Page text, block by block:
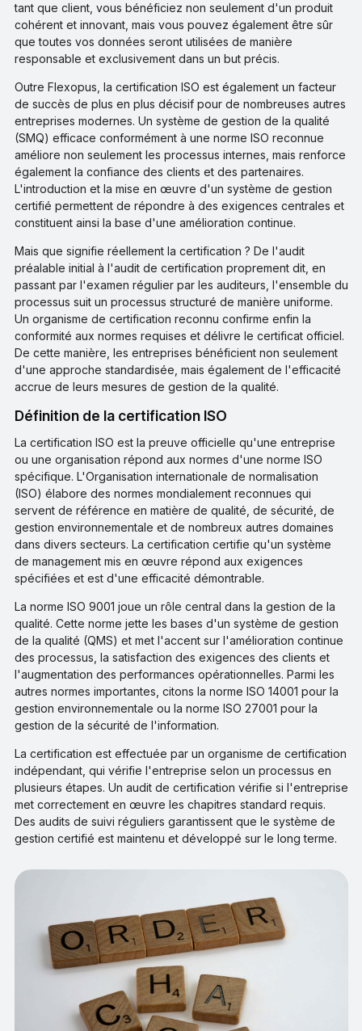
tant que client, vous bénéficiez non seulement d'un produit
cohérent et innovant, mais vous pouvez également être sûr
que toutes vos données seront utilisées de manière
responsable et exclusivement dans un but précis.
Outre Flexopus, la certification ISO est également un facteur
de succès de plus en plus décisif pour de nombreuses autres
entreprises modernes. Un système de gestion de la qualité
(SMQ) efficace conformément à une norme ISO reconnue
améliore non seulement les processus internes, mais renforce
également la confiance des clients et des partenaires.
L'introduction et la mise en œuvre d'un système de gestion
certifié permettent de répondre à des exigences centrales et
constituent ainsi la base d'une amélioration continue.
Mais que signifie réellement la certification ? De l'audit
préalable initial à l'audit de certification proprement dit, en
passant par l'examen régulier par les auditeurs, l'ensemble du
processus suit un processus structuré de manière uniforme.
Un organisme de certification reconnu confirme enfin la
conformité aux normes requises et délivre le certificat officiel.
De cette manière, les entreprises bénéficient non seulement
d'une approche standardisée, mais également de l'efficacité
accrue de leurs mesures de gestion de la qualité.
Définition de la certification ISO
La certification ISO est la preuve officielle qu'une entreprise
ou une organisation répond aux normes d'une norme ISO
spécifique. L'Organisation internationale de normalisation
(ISO) élabore des normes mondialement reconnues qui
servent de référence en matière de qualité, de sécurité, de
gestion environnementale et de nombreux autres domaines
dans divers secteurs. La certification certifie qu'un système
de management mis en œuvre répond aux exigences
spécifiées et est d'une efficacité démontrable.
La norme ISO 9001 joue un rôle central dans la gestion de la
qualité. Cette norme jette les bases d'un système de gestion
de la qualité (QMS) et met l'accent sur l'amélioration continue
des processus, la satisfaction des exigences des clients et
l'augmentation des performances opérationnelles. Parmi les
autres normes importantes, citons la norme ISO 14001 pour la
gestion environnementale ou la norme ISO 27001 pour la
gestion de la sécurité de l'information.
La certification est effectuée par un organisme de certification
indépendant, qui vérifie l'entreprise selon un processus en
plusieurs étapes. Un audit de certification vérifie si l'entreprise
met correctement en œuvre les chapitres standard requis.
Des audits de suivi réguliers garantissent que le système de
gestion certifié est maintenu et développé sur le long terme.